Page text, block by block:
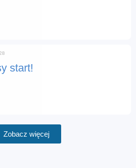
start!
Zobacz więcej